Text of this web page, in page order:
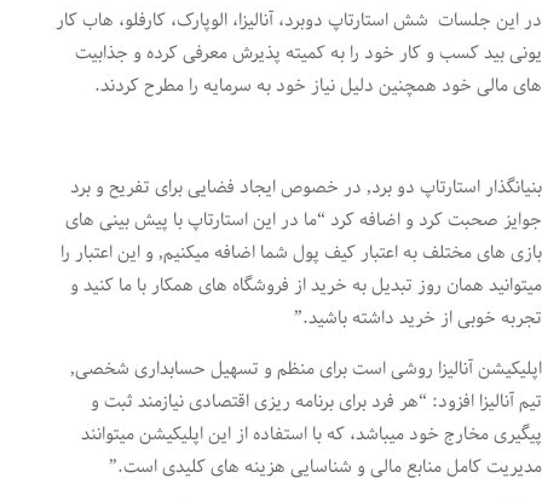
در این جلسات شش استارتاپ دوبرد، آنالیزا، الوپارک، کارفلو، هاب کار
یونی بید کسب و کار خود را به کمیته پذیرش معرفی کرده و جذابیت
های مالی خود همچنین دلیل نیاز خود به سرمایه را مطرح کردند.
بنیانگذار استارتاپ دو برد, در خصوص ایجاد فضایی برای تفریح و برد
جوایز صحبت کرد و اضافه کرد “ما در این استارتاپ با پیش بینی های
بازی های مختلف به اعتبار کیف پول شما اضافه میکنیم, و این اعتبار را
میتوانید همان روز تبدیل به خرید از فروشگاه های همکار با ما کنید و
تجربه خوبی از خرید داشته باشید.”
اپلیکیشن آنالیزا روشی است برای منظم و تسهیل حسابداری شخصی,
تیم آنالیزا افزود: “هر فرد برای برنامه ریزی اقتصادی نیازمند ثبت و
پیگیری مخارج خود میباشد، که با استفاده از این اپلیکیشن میتوانند
مدیریت کامل منابع مالی و شناسایی هزینه های کلیدی است.”